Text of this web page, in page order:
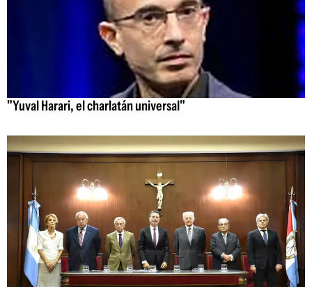
"Yuval Harari, el charlatán universal"